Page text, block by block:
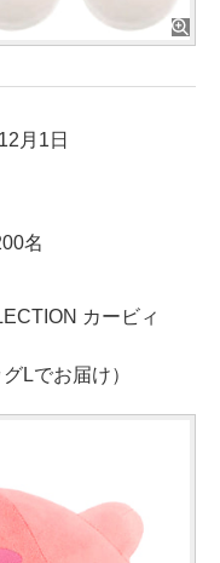
月1日
名
カービィ
Lでお届け）